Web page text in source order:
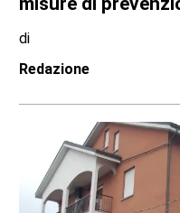
frigo. Arrestato
di
Redazione
ULTIME NOTIZIE